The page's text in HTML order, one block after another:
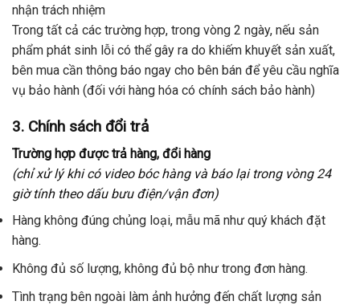
nhận trách nhiệm
Trong tất cả các trường hợp, trong vòng 2 ngày, nếu sản
phẩm phát sinh lỗi có thể gây ra do khiếm khuyết sản xuất,
bên mua cần thông báo ngay cho bên bán để yêu cầu nghĩa
vụ bảo hành (đối với hàng hóa có chính sách bảo hành)
3. Chính sách đổi trả
Trường hợp được trả hàng, đổi hàng
(chỉ xử lý khi có video bóc hàng và báo lại trong vòng 24
giờ tính theo dấu bưu điện/vận đơn)
Hàng không đúng chủng loại, mẫu mã như quý khách đặt
hàng.
Không đủ số lượng, không đủ bộ như trong đơn hàng.
Tình trạng bên ngoài làm ảnh hưởng đến chất lượng sản